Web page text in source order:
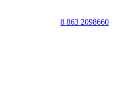
8 863 2098660